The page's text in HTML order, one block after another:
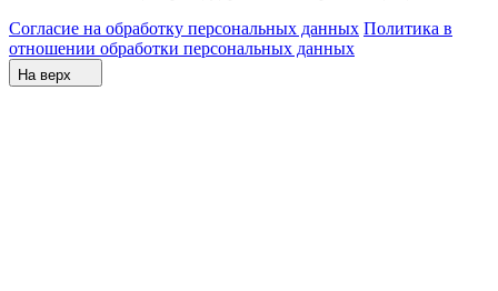
Согласие на обработку персональных данных Политика в
отношении обработки персональных данных
На верх